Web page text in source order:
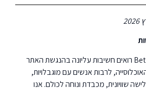
אנו ב-Beti Asaraf Bridal רואים חשיבות עליונה בהנגשת האתר
לרבות אנשים עם מוגבלויות,
שוויונית, מכבדת ונוחה לכולם. אנו